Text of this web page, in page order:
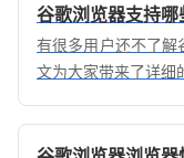
谷歌浏览器支持
有很多用户还不了
文为大家带来了详细